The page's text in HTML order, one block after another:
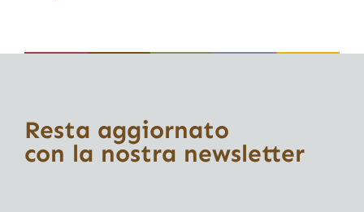
Resta aggiornato
con la nostra newsletter